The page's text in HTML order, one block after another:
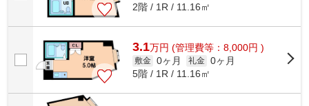
2階 / 1R / 11.16㎡
3.1万円 (管理費等：8,000円 )
敷金 0ヶ月 礼金 0ヶ月
5階 / 1R / 11.16㎡